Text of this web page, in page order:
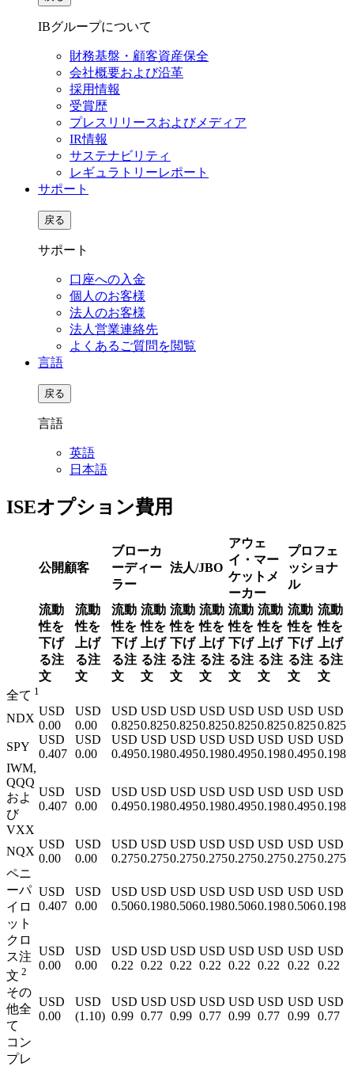
IBグループについて
財務基盤・顧客資産保全
会社概要および沿革
採用情報
受賞歴
プレスリリースおよびメディア
IR情報
サステナビリティ
レギュラトリーレポート
サポート
戻る
サポート
口座への入金
個人のお客様
法人のお客様
法人営業連絡先
よくあるご質問を閲覧
言語
戻る
言語
英語
日本語
ISEオプション費用
公開顧客
ブローカ
ーディー
ラー
法人/JBO
アウェ
イ・マー
ケットメ
ーカー
プロフェ
ッショナ
ル
流動
性を
下げ
る注
文
流動
性を
上げ
る注
文
流動
性を
下げ
る注
文
流動
性を
上げ
る注
文
流動
性を
下げ
る注
文
流動
性を
上げ
る注
文
流動
性を
下げ
る注
文
流動
性を
上げ
る注
文
流動
性を
下げ
る注
文
流動
性を
上げ
る注
文
全て 1
NDX
USD
0.00
USD
0.00
USD
0.825
USD
0.825
USD
0.825
USD
0.825
USD
0.825
USD
0.825
USD
0.825
USD
0.825
SPY
USD
0.407
USD
0.00
USD
0.495
USD
0.198
USD
0.495
USD
0.198
USD
0.495
USD
0.198
USD
0.495
USD
0.198
IWM,
QQQ
およ
び
VXX
USD
0.407
USD
0.00
USD
0.495
USD
0.198
USD
0.495
USD
0.198
USD
0.495
USD
0.198
USD
0.495
USD
0.198
NQX
USD
0.00
USD
0.00
USD
0.275
USD
0.275
USD
0.275
USD
0.275
USD
0.275
USD
0.275
USD
0.275
USD
0.275
ペニ
ーパ
イロ
ット
USD
0.407
USD
0.00
USD
0.506
USD
0.198
USD
0.506
USD
0.198
USD
0.506
USD
0.198
USD
0.506
USD
0.198
クロ
ス注
文 2
USD
0.00
USD
0.00
USD
0.22
USD
0.22
USD
0.22
USD
0.22
USD
0.22
USD
0.22
USD
0.22
USD
0.22
その
他全
て
USD
0.00
USD
(1.10)
USD
0.99
USD
0.77
USD
0.99
USD
0.77
USD
0.99
USD
0.77
USD
0.99
USD
0.77
コン
プレ